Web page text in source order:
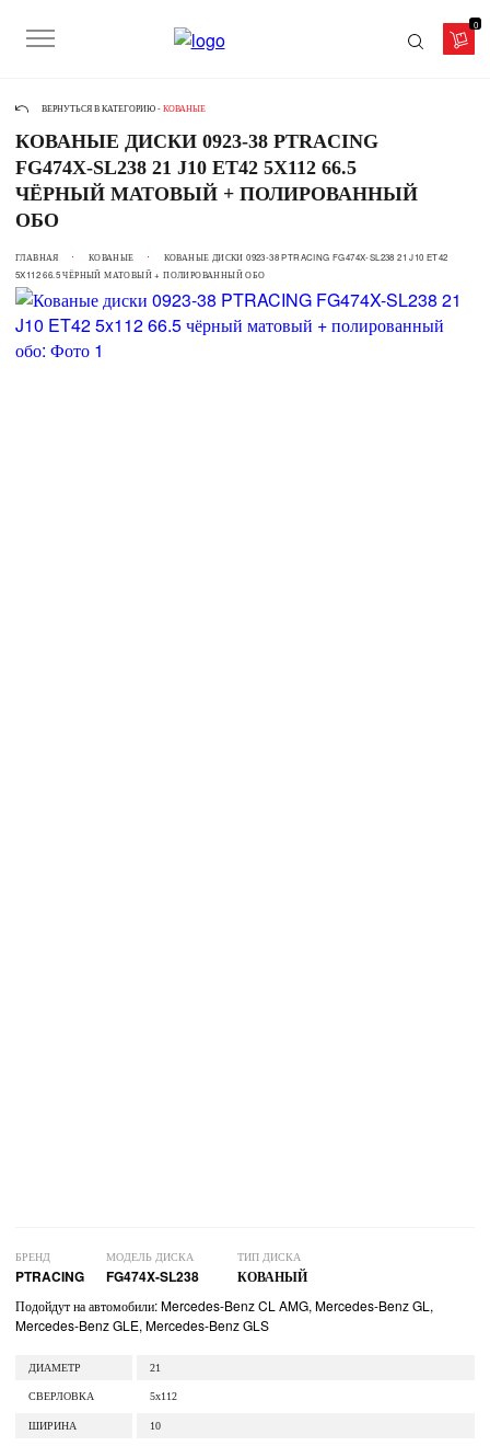
0
ВЕРНУТЬСЯ В КАТЕГОРИЮ - КОВАНЫЕ
КОВАНЫЕ ДИСКИ 0923-38 PTRACING
FG474X-SL238 21 J10 ET42 5X112 66.5
ЧЁРНЫЙ МАТОВЫЙ + ПОЛИРОВАННЫЙ
ОБО
ГЛАВНАЯ КОВАНЫЕ
КОВАНЫЕ ДИСКИ 0923-38 PTRACING FG474X-SL238 21 J10 ET42
5X112 66.5 ЧЁРНЫЙ МАТОВЫЙ + ПОЛИРОВАННЫЙ ОБО
БРЕНД
PTRACING
МОДЕЛЬ ДИСКА
FG474X-SL238
ТИП ДИСКА
КОВАНЫЙ
Подойдут на автомобили: Mercedes-Benz CL AMG, Mercedes-Benz GL,
Mercedes-Benz GLE, Mercedes-Benz GLS
ДИАМЕТР 21
СВЕРЛОВКА 5x112
ШИРИНА 10